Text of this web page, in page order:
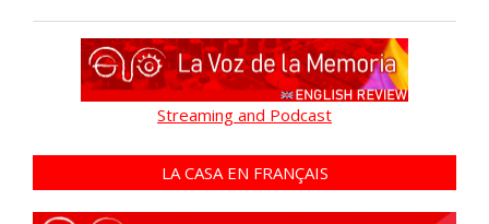
Streaming and Podcast
LA CASA EN FRANÇAIS